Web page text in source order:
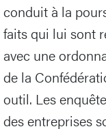
conduit à la
faits qui lui sont
avec une
de la
outil. Les
des entreprises